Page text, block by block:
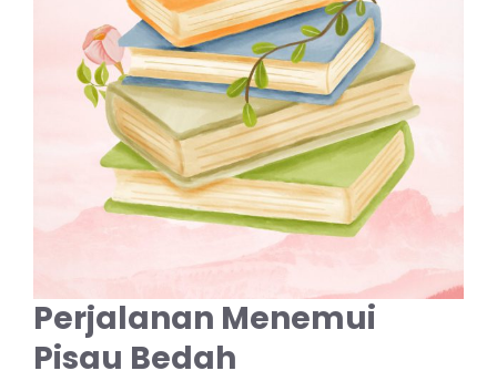
Perjalanan Menemui
Pisau Bedah